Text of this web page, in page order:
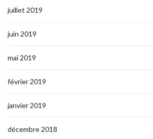
juillet 2019
juin 2019
mai 2019
février 2019
janvier 2019
décembre 2018